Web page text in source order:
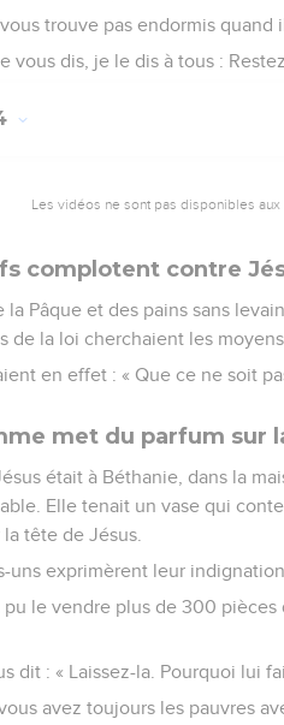
trouve pas endormis quand
vous dis, je le dis à tous :
Les vidéos ne sont pas disponibles aux
complotent contre
la Pâque et des pains sans
de la loi cherchaient les
en effet : « Que ce ne soit
met du parfum sur
était à Béthanie, dans la
Elle tenait un vase qui
tête de Jésus.
uns exprimèrent leur
pu le vendre plus de 300
dit : « Laissez-la. Pourquoi lui
avez toujours les pauvres